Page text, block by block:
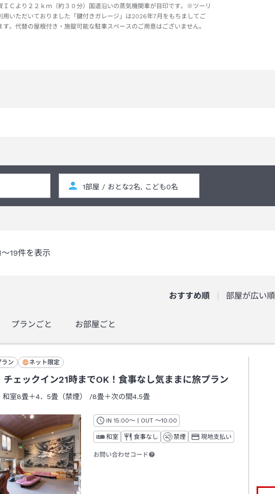
ＩＣより２２ｋｍ（約３０分）国道沿いの蒸気機関車が目印です。※ツーリ
用いただいておりました「鍵付きガレージ」は2026年7月をもちましてご
す。代替の屋根付き・施錠可能な駐車スペースのご用意はございません。
～19件を表示
おすすめ順 部屋が広い順
プランごと お部屋ごと
ラン ネット限定
チェックイン21時までOK！食事なし気ままに旅プラン
和室8畳＋4．5畳（禁煙） /8畳＋次の間4.5畳
IN チェックイン
15:00～ | OUT チェックアウト
～10:00
和室 食事なし 禁煙 現地支払い
お問い合わせコード